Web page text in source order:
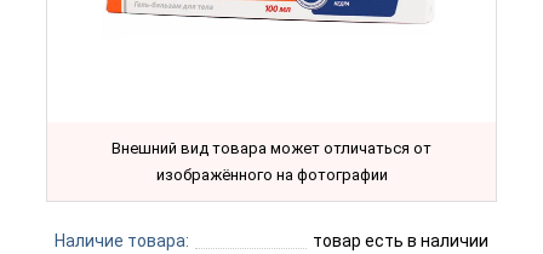
Внешний вид товара может отличаться от
изображённого на фотографии
Наличие товара: товар есть в наличии